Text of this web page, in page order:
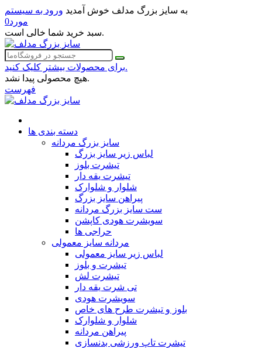
به سایز بزرگ مدلف خوش آمدید ورود به سیستم
0مورد
سبد خرید شما خالی است.
برای محصولات بیشتر کلیک کنید.
هیچ محصولی پیدا نشد.
فهرست
دسته بندی ها
سایز بزرگ مردانه
لباس زیر سایز بزرگ
تیشرت بلوز
تیشرت یقه دار
شلوار و شلوارک
پیراهن سایز بزرگ
ست سایز بزرگ مردانه
سویشرت هودی کاپشن
حراجی ها
مردانه سایز معمولی
لباس زیر سایز معمولی
تیشرت و بلوز
تیشرت لش
تی شرت یقه دار
سویشرت هودی
بلوز و تیشرت طرح های خاص
شلوار و شلوارک
پیراهن مردانه
تیشرت تاپ ورزشی بدنسازی